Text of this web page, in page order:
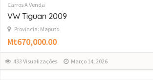
Carros A Venda
Toyota Dyna Contetorizada
Província: Maputo
Mt630,000.00
430 Visualizações Março 14, 2026